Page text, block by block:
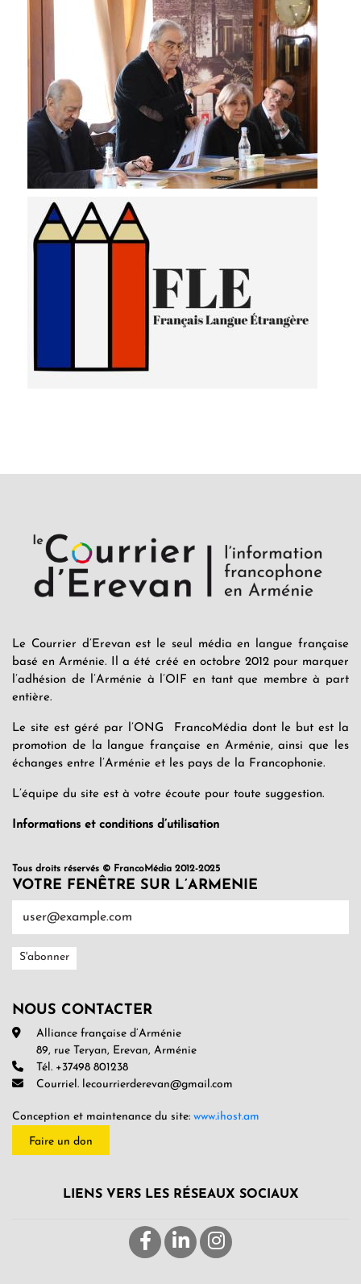
Le Courrier d’Erevan est le seul média en langue française
basé en Arménie. Il a été créé en octobre 2012 pour marquer
l’adhésion de l’Arménie à l’OIF en tant que membre à part
entière.
Le site est géré par l’ONG FrancoMédia dont le but est la
promotion de la langue française en Arménie, ainsi que les
échanges entre l’Arménie et les pays de la Francophonie.
L’équipe du site est à votre écoute pour toute suggestion.
Informations et conditions d’utilisation
Tous droits réservés © FrancoMédia 2012-2025
VOTRE FENÊTRE SUR L’ARMENIE
NOUS CONTACTER
Alliance française d’Arménie
89, rue Teryan, Erevan, Arménie
Tél. +37498 801238
Courriel. lecourrierderevan@gmail.com
Conception et maintenance du site: www.ihost.am
Faire un don
LIENS VERS LES RÉSEAUX SOCIAUX